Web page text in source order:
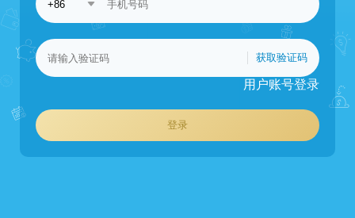
获取验证码
用户账号登录
登录